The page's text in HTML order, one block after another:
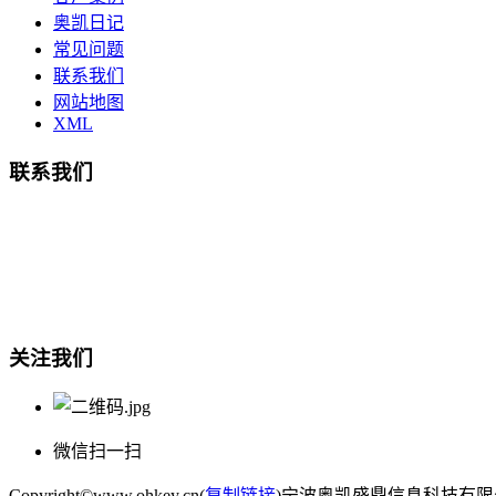
奥凯日记
常见问题
联系我们
网站地图
XML
联系我们
关注我们
微信扫一扫